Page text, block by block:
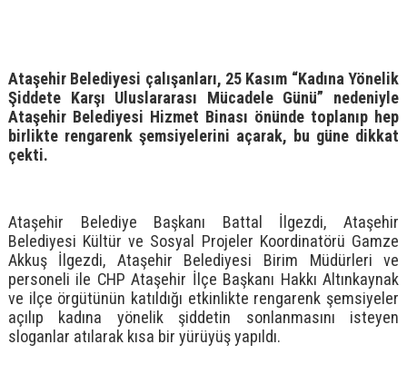
Ataşehir Belediyesi çalışanları, 25 Kasım “Kadına Yönelik
Şiddete Karşı Uluslararası Mücadele Günü” nedeniyle
Ataşehir Belediyesi Hizmet Binası önünde toplanıp hep
birlikte rengarenk şemsiyelerini açarak, bu güne dikkat
çekti.
Ataşehir Belediye Başkanı Battal İlgezdi, Ataşehir
Belediyesi Kültür ve Sosyal Projeler Koordinatörü Gamze
Akkuş İlgezdi, Ataşehir Belediyesi Birim Müdürleri ve
personeli ile CHP Ataşehir İlçe Başkanı Hakkı Altınkaynak
ve ilçe örgütünün katıldığı etkinlikte rengarenk şemsiyeler
açılıp kadına yönelik şiddetin sonlanmasını isteyen
sloganlar atılarak kısa bir yürüyüş yapıldı.